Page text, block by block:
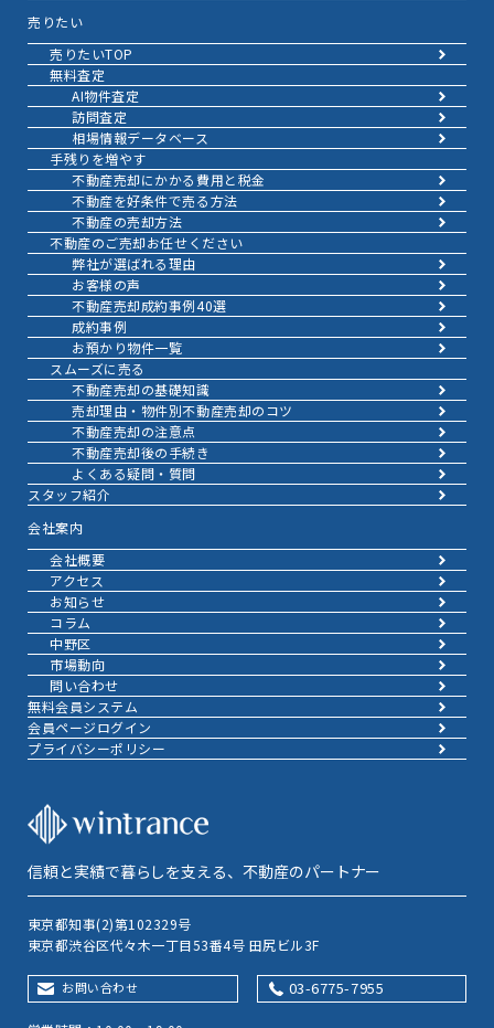
売りたい
売りたいTOP
無料査定
AI物件査定
訪問査定
相場情報データベース
手残りを増やす
不動産売却にかかる費用と税金
不動産を好条件で売る方法
不動産の売却方法
不動産のご売却お任せください
弊社が選ばれる理由
お客様の声
不動産売却成約事例40選
成約事例
お預かり物件一覧
スムーズに売る
不動産売却の基礎知識
売却理由・物件別不動産売却のコツ
不動産売却の注意点
不動産売却後の手続き
よくある疑問・質問
スタッフ紹介
会社案内
会社概要
アクセス
お知らせ
コラム
中野区
市場動向
問い合わせ
無料会員システム
会員ページログイン
プライバシーポリシー
信頼と実績で暮らしを支える、不動産のパートナー
東京都知事(2)第102329号
東京都渋谷区代々木一丁目53番4号 田尻ビル3F
お問い合わせ 03-6775-7955